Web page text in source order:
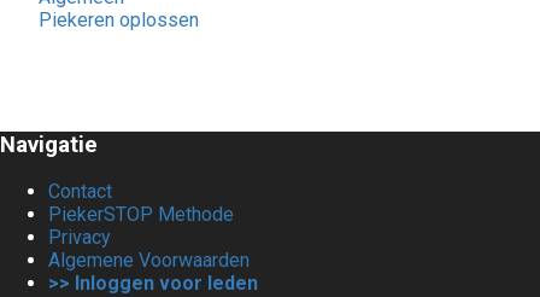
Piekeren oplossen
Navigatie
Contact
PiekerSTOP Methode
Privacy
Algemene Voorwaarden
>> Inloggen voor leden